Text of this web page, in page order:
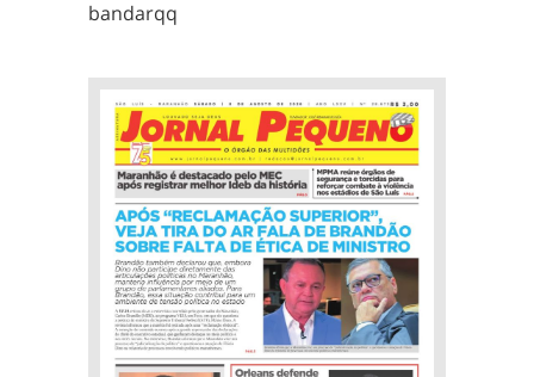
bandarqq